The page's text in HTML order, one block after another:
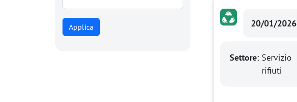
Applica 20/01/2026
Settore: Servizio
rifiuti